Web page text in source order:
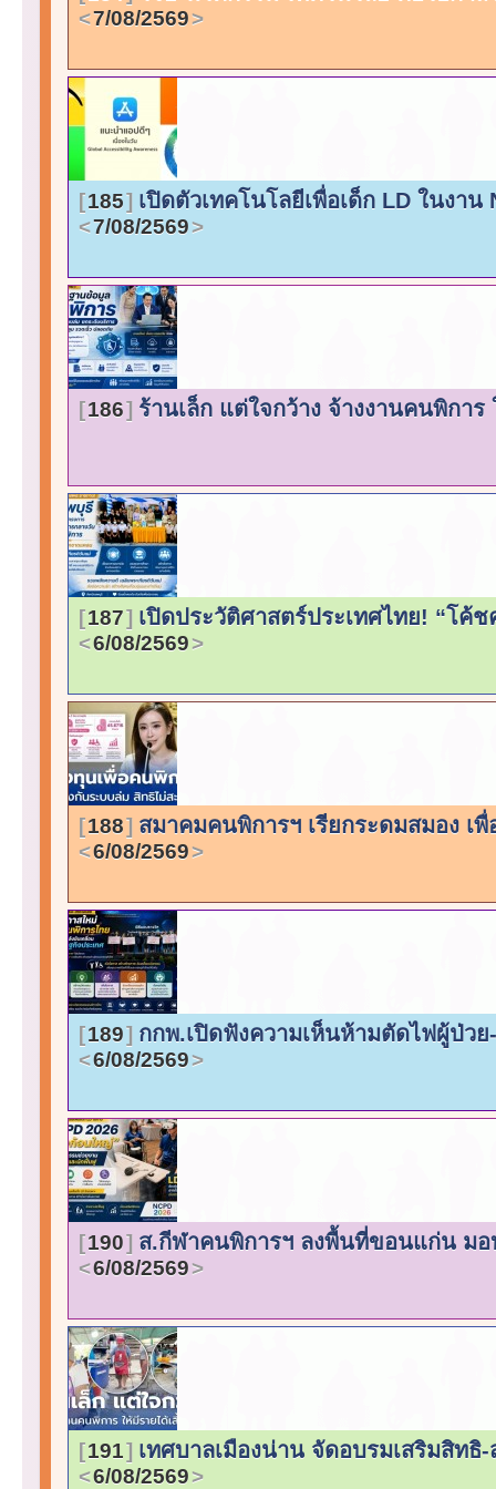
7/08/2569
185 เปิดตัวเทคโนโลยีเพื่อเด็ก LD ในงา
7/08/2569
186 ร้านเล็ก แต่ใจกว้าง จ้างงานคนพิกา
187 เปิดประวัติศาสตร์ประเทศไทย! “โค้
6/08/2569
188 สมาคมคนพิการฯ เรียกระดมสมอง
6/08/2569
189 กกพ.เปิดฟังความเห็นห้ามตัดไฟผู้ป่
6/08/2569
190 ส.กีฬาคนพิการฯ ลงพื้นที่ขอนแก่น ม
6/08/2569
191 เทศบาลเมืองน่าน จัดอบรมเสริมสิท
6/08/2569